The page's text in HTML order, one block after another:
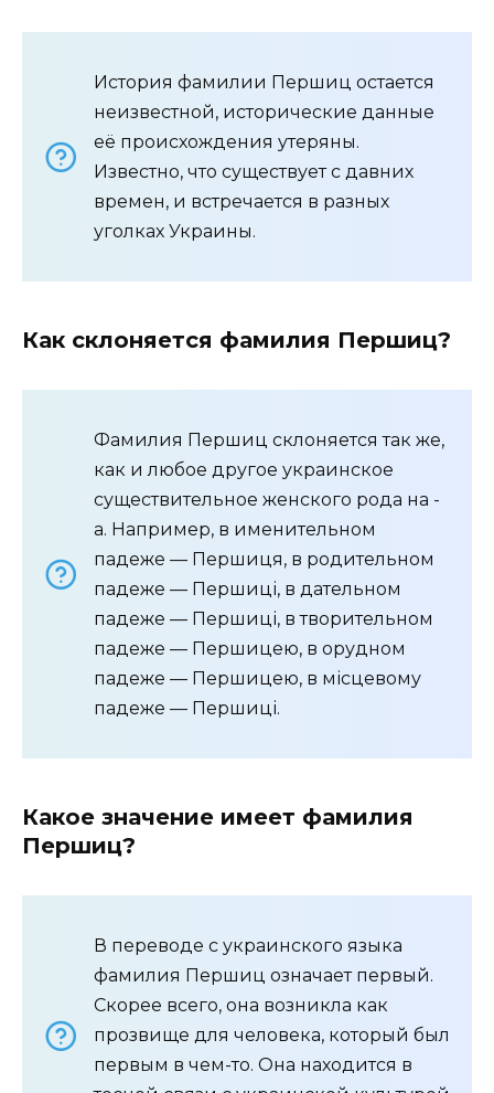
История фамилии Першиц остается
неизвестной, исторические данные
её происхождения утеряны.
Известно, что существует с давних
времен, и встречается в разных
уголках Украины.
Как склоняется фамилия Першиц?
Фамилия Першиц склоняется так же,
как и любое другое украинское
существительное женского рода на -
a. Например, в именительном
падеже — Першиця, в родительном
падеже — Першиці, в дательном
падеже — Першиці, в творительном
падеже — Першицею, в орудном
падеже — Першицею, в місцевому
падеже — Першиці.
Какое значение имеет фамилия
Першиц?
В переводе с украинского языка
фамилия Першиц означает первый.
Скорее всего, она возникла как
прозвище для человека, который был
первым в чем-то. Она находится в